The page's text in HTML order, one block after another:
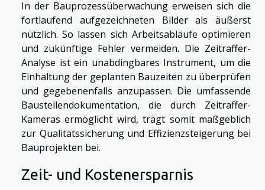
In der Bauprozessüberwachung erweisen sich die
fortlaufend aufgezeichneten Bilder als äußerst
nützlich. So lassen sich Arbeitsabläufe optimieren
und zukünftige Fehler vermeiden. Die Zeitraffer-
Analyse ist ein unabdingbares Instrument, um die
Einhaltung der geplanten Bauzeiten zu überprüfen
und gegebenenfalls anzupassen. Die umfassende
Baustellendokumentation, die durch Zeitraffer-
Kameras ermöglicht wird, trägt somit maßgeblich
zur Qualitätssicherung und Effizienzsteigerung bei
Bauprojekten bei.
Zeit- und Kostenersparnis